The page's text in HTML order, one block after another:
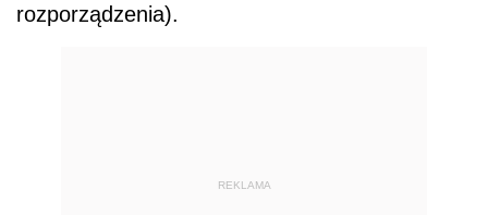
rozporządzenia).
REKLAMA